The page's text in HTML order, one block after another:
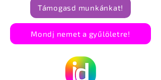
Támogasd munkánkat!
Mondj nemet a gyűlöletre!